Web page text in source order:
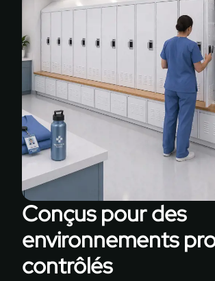
Conçus pour des
environnements
contrôlés